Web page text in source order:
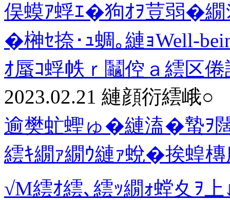
俣蟆ｱ蜉ｴ�狗ｵｦ荳弱�
�榊ｾ捺･ｭ蜩｡縺ｮWell-
ｵ蜃ｺ蜉帙ｒ鬮倥ａ繧区
2023.02.21 縺顔衍繧峨○
逾樊虻蟶ゅ�縺溘�蟄
繧ｷ繝ｧ繝ｳ縺ｧ蛻�挨蝗槫
√Μ繧ｵ繧､繧ｯ繝ｫ螳夊ｦ